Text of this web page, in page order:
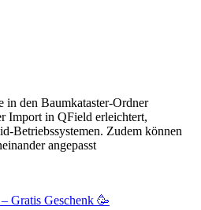
in den Baumkataster-Ordner
Import in QField erleichtert,
Betriebssystemen. Zudem können
angepasst